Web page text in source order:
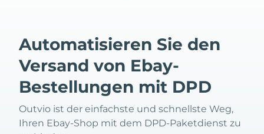
Automatisieren Sie den
Versand von Ebay-
Bestellungen mit DPD
Outvio ist der einfachste und schnellste Weg,
Ihren Ebay-Shop mit dem DPD-Paketdienst zu